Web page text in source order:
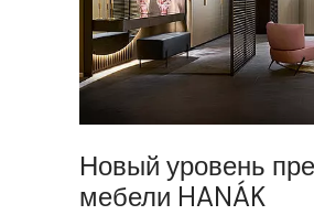
Новый уровень
мебели HANÁK